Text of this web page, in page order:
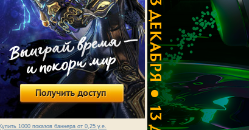
Купить 1000 показов баннера от 0,25 у.е.